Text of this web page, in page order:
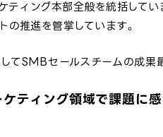
ティング本部全般を統括して
の推進を管掌しています。
てSMBセールスチームの成
ティング領域で課題に